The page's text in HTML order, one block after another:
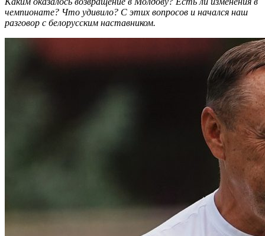
чемпионате? Что удивило? С этих вопросов и начался наш
разговор с белорусским наставником.